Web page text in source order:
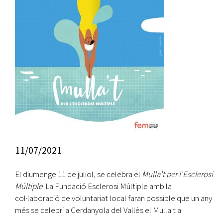
11/07/2021
El diumenge 11 de juliol, se celebra el Mulla't per l'Esclerosi
Múltiple. La Fundació Esclerosi Múltiple amb la
col·laboració de voluntariat local faran possible que un any
més se celebri a Cerdanyola del Vallès el Mulla't a